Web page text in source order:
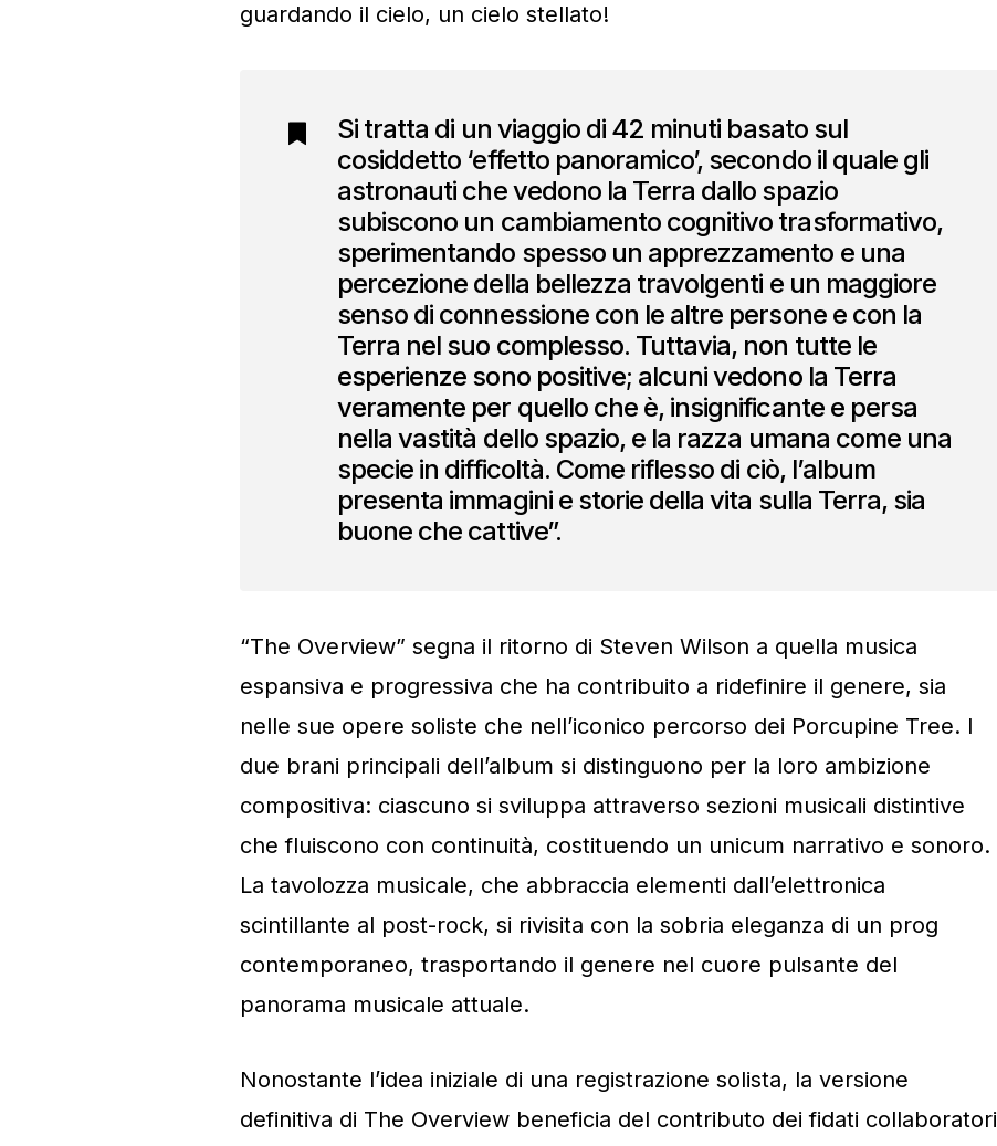
guardando il cielo, un cielo stellato!
Si tratta di un viaggio di 42 minuti basato sul
cosiddetto ‘effetto panoramico’, secondo il quale gli
astronauti che vedono la Terra dallo spazio
subiscono un cambiamento cognitivo trasformativo,
sperimentando spesso un apprezzamento e una
percezione della bellezza travolgenti e un maggiore
senso di connessione con le altre persone e con la
Terra nel suo complesso. Tuttavia, non tutte le
esperienze sono positive; alcuni vedono la Terra
veramente per quello che è, insignificante e persa
nella vastità dello spazio, e la razza umana come una
specie in difficoltà. Come riflesso di ciò, l’album
presenta immagini e storie della vita sulla Terra, sia
buone che cattive”.
“The Overview” segna il ritorno di Steven Wilson a quella musica
espansiva e progressiva che ha contribuito a ridefinire il genere, sia
nelle sue opere soliste che nell’iconico percorso dei Porcupine Tree. I
due brani principali dell’album si distinguono per la loro ambizione
compositiva: ciascuno si sviluppa attraverso sezioni musicali distintive
che fluiscono con continuità, costituendo un unicum narrativo e sonoro.
La tavolozza musicale, che abbraccia elementi dall’elettronica
scintillante al post-rock, si rivisita con la sobria eleganza di un prog
contemporaneo, trasportando il genere nel cuore pulsante del
panorama musicale attuale.
Nonostante l’idea iniziale di una registrazione solista, la versione
definitiva di The Overview beneficia del contributo dei fidati collaboratori